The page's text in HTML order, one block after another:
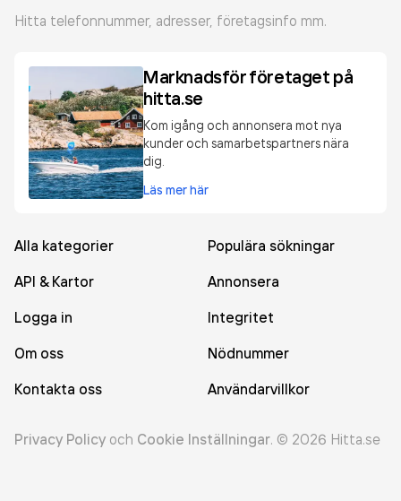
Hitta telefonnummer, adresser, företagsinfo mm.
Marknadsför företaget på
hitta.se
Kom igång och annonsera mot nya
kunder och samarbetspartners nära
dig.
Läs mer här
Alla kategorier
Populära sökningar
API & Kartor
Annonsera
Logga in
Integritet
Om oss
Nödnummer
Kontakta oss
Användarvillkor
Privacy Policy och Cookie Inställningar. © 2026 Hitta.se